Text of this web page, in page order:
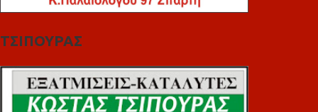
ΤΣΙΠΟΥΡΑΣ